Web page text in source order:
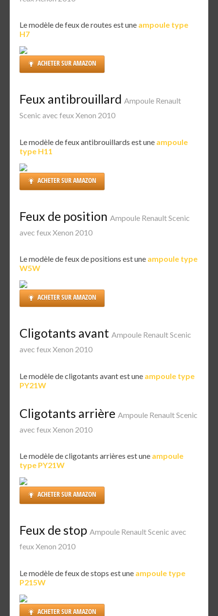
Le modèle de feux de routes est une ampoule type
H7
ACHETER SUR AMAZON
Feux antibrouillard Ampoule Renault
Scenic avec feux Xenon 2010
Le modèle de feux antibrouillards est une ampoule
type H11
ACHETER SUR AMAZON
Feux de position Ampoule Renault Scenic
avec feux Xenon 2010
Le modèle de feux de positions est une ampoule type
W5W
ACHETER SUR AMAZON
Cligotants avant Ampoule Renault Scenic
avec feux Xenon 2010
Le modèle de cligotants avant est une ampoule type
PY21W
Cligotants arrière Ampoule Renault Scenic
avec feux Xenon 2010
Le modèle de cligotants arrières est une ampoule
type PY21W
ACHETER SUR AMAZON
Feux de stop Ampoule Renault Scenic avec
feux Xenon 2010
Le modèle de feux de stops est une ampoule type
P215W
ACHETER SUR AMAZON